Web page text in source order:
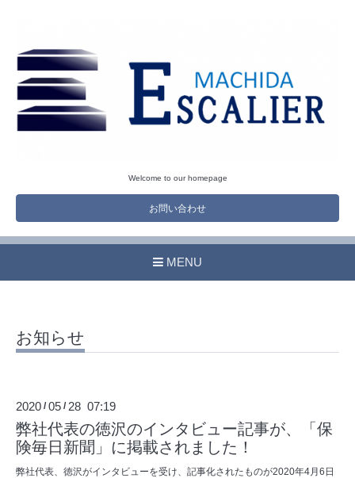
Welcome to our homepage
お問い合わせ
MENU
お知らせ
2020 /05 / 28 07:19
弊社代表の徳沢のインタビュー記事が、「保
険毎日新聞」に掲載されました！
弊社代表、徳沢がインタビューを受け、記事化されたものが2020年4月6日